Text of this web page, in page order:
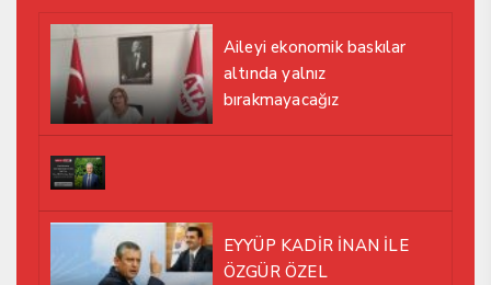
Aileyi ekonomik baskılar
altında yalnız
bırakmayacağız
EYYÜP KADİR İNAN İLE
ÖZGÜR ÖZEL